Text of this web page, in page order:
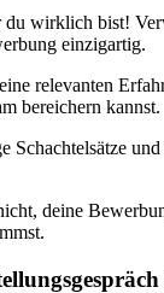
wirklich bist!
einzigartig.
relevanten
bereichern kannst.
Schachtelsätze
deine